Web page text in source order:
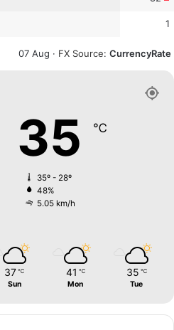
1
07 Aug · FX Source: CurrencyRate
35 ℃
35º - 28º
48%
5.05 km/h
37 ℃
Sun
41 ℃
Mon
35 ℃
Tue